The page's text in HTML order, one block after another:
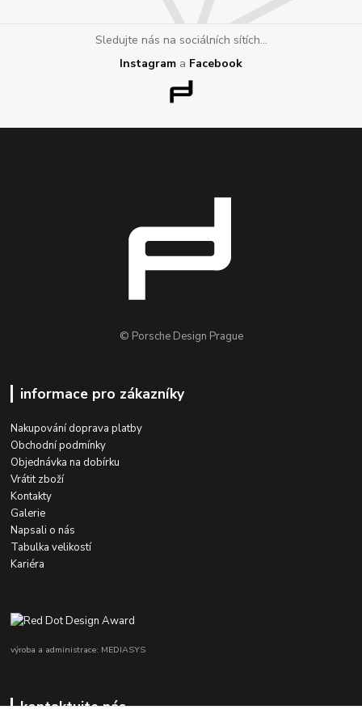
Sledujte nás na sociálních sítích...
Instagram a Facebook
© Porsche Design Prague
informace pro zákazníky
Nakupování doprava platby
Obchodní podmínky
Objednávka na dobírku
Vrátit zboží
Kontakty
Galerie
Napsali o nás
Tabulka velikostí
Kariéra
výroba a administrace: MEDIASYS
kontaktujte nás